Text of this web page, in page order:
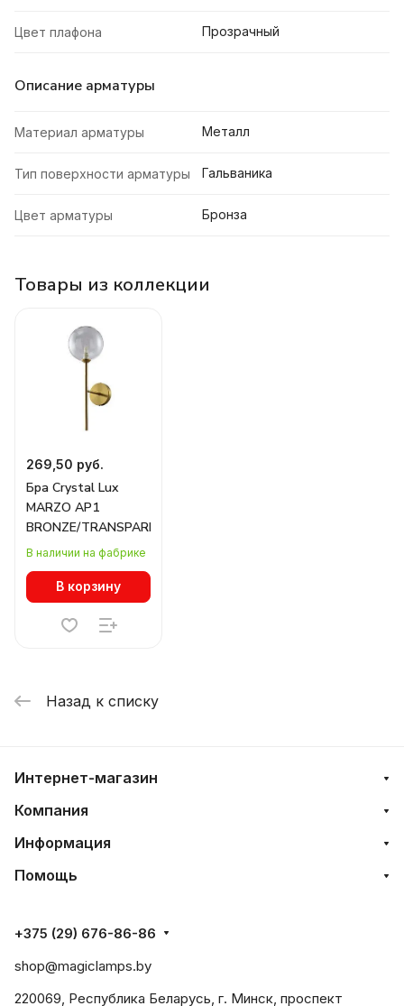
Цвет плафона Прозрачный
Описание арматуры
Материал арматуры Металл
Тип поверхности арматуры Гальваника
Цвет арматуры Бронза
Товары из коллекции
269,50 руб.
Бра Crystal Lux
MARZO AP1
BRONZE/TRANSPARENTE
В наличии на фабрике
В корзину
Назад к списку
Интернет-магазин
Компания
Информация
Помощь
+375 (29) 676-86-86
shop@magiclamps.by
220069, Республика Беларусь, г. Минск, проспект